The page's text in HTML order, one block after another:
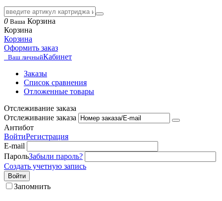
0 Ваша Корзина
Корзина
Корзина
Оформить заказ
Ваш личныйКабинет
Заказы
Список сравнения
Отложенные товары
Отслеживание заказа
Отслеживание заказа
Антибот
ВойтиРегистрация
E-mail
ПарольЗабыли пароль?
Создать учетную запись
Войти
Запомнить